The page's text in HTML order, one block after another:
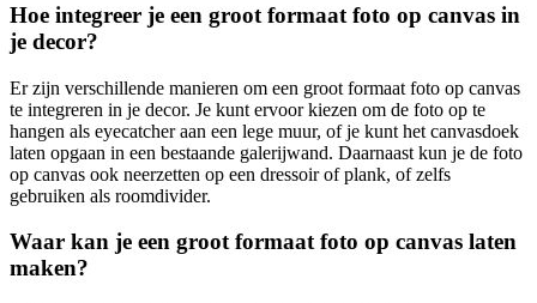
Hoe integreer je een groot formaat foto op canvas in
je decor?
Er zijn verschillende manieren om een groot formaat foto op canvas
te integreren in je decor. Je kunt ervoor kiezen om de foto op te
hangen als eyecatcher aan een lege muur, of je kunt het canvasdoek
laten opgaan in een bestaande galerijwand. Daarnaast kun je de foto
op canvas ook neerzetten op een dressoir of plank, of zelfs
gebruiken als roomdivider.
Waar kan je een groot formaat foto op canvas laten
maken?